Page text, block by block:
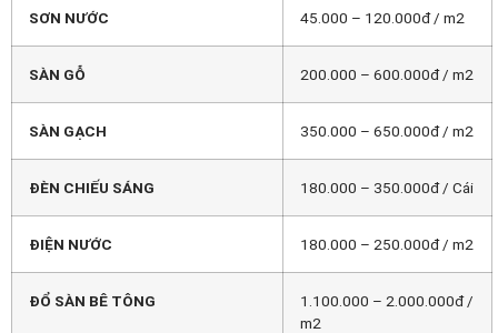
SƠN NƯỚC 45.000 – 120.000đ / m2
SÀN GỖ 200.000 – 600.000đ / m2
SÀN GẠCH 350.000 – 650.000đ / m2
ĐÈN CHIẾU SÁNG 180.000 – 350.000đ / Cái
ĐIỆN NƯỚC 180.000 – 250.000đ / m2
ĐỔ SÀN BÊ TÔNG
1.100.000 – 2.000.000đ /
m2